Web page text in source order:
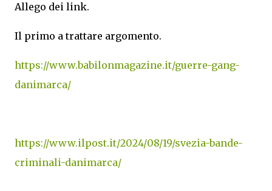
Allego dei link.
Il primo a trattare argomento.
https://www.babilonmagazine.it/guerre-gang-
danimarca/
https://www.ilpost.it/2024/08/19/svezia-bande-
criminali-danimarca/